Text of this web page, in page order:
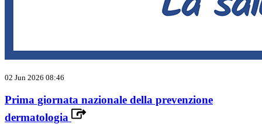
02 Jun 2026 08:46
Prima giornata nazionale della prevenzione
dermatologia